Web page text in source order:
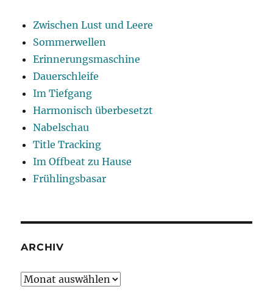
Zwischen Lust und Leere
Sommerwellen
Erinnerungsmaschine
Dauerschleife
Im Tiefgang
Harmonisch überbesetzt
Nabelschau
Title Tracking
Im Offbeat zu Hause
Frühlingsbasar
ARCHIV
Archiv